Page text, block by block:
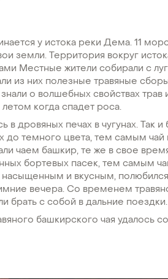
у истока реки Дема. 11
земли. Территория вокруг
Местные жители собирали с
из них полезные травяные
о волшебных свойствах трав
когда спадет роса.
в дровяных печах в чугунах. Так
до темного цвета, тем самым
чаем башкир, те же в свое
бортевых пасек, тем самым
и вкусным,
вечера. Со временем
брать с собой в дальние поездки.
башкирского чая удалось